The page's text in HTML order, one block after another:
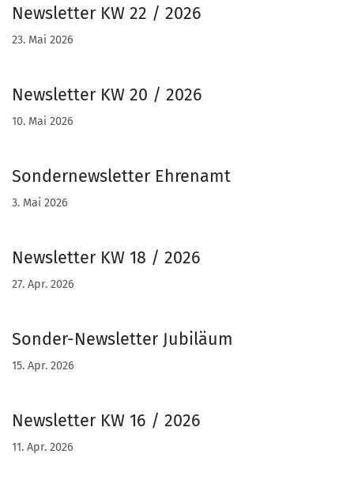
Newsletter KW 22 / 2026
23. Mai 2026
Newsletter KW 20 / 2026
10. Mai 2026
Sondernewsletter Ehrenamt
3. Mai 2026
Newsletter KW 18 / 2026
27. Apr. 2026
Sonder-Newsletter Jubiläum
15. Apr. 2026
Newsletter KW 16 / 2026
11. Apr. 2026